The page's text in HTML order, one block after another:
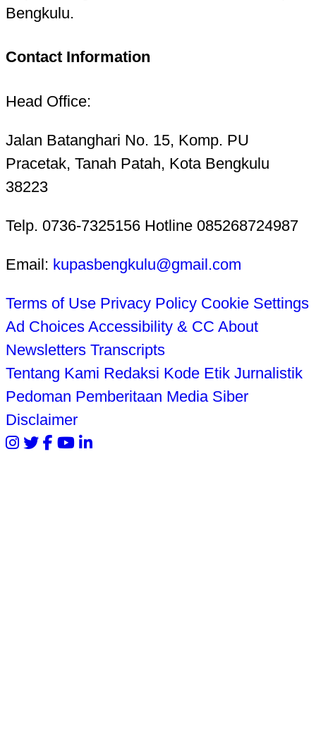
Bengkulu.
Contact Information
Head Office:
Jalan Batanghari No. 15, Komp. PU
Pracetak, Tanah Patah, Kota Bengkulu
38223
Telp. 0736-7325156 Hotline 085268724987
Email: kupasbengkulu@gmail.com
Terms of Use Privacy Policy Cookie Settings
Ad Choices Accessibility & CC About
Newsletters Transcripts
Tentang Kami Redaksi Kode Etik Jurnalistik
Pedoman Pemberitaan Media Siber
Disclaimer